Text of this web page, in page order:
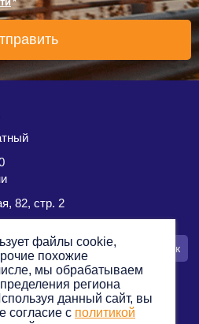
82, стр. 2
заявку Заказать звонок
файлы cookie,
похожие
мы обрабатываем
региона
данный сайт, вы
согласие с политикой